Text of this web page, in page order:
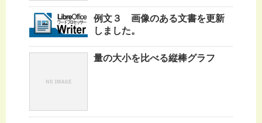
例文３ 画像のある文書を更新
しました。
量の大小を比べる縦棒グラフ